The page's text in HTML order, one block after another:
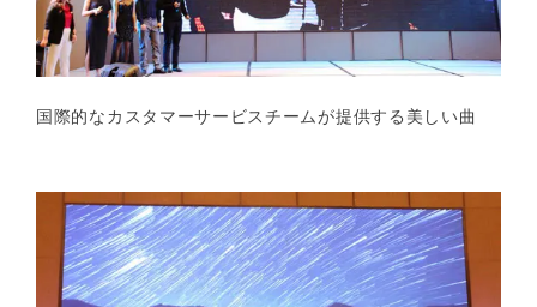
国際的なカスタマーサービスチームが提供する美しい曲